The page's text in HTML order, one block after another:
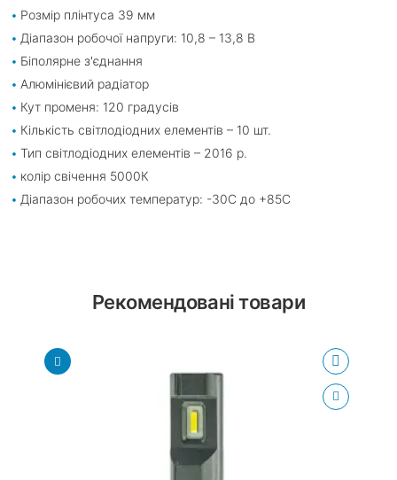
Розмір плінтуса 39 мм
Діапазон робочої напруги: 10,8 – 13,8 В
Біполярне з'єднання
Алюмінієвий радіатор
Кут променя: 120 градусів
Кількість світлодіодних елементів – 10 шт.
Тип світлодіодних елементів – 2016 р.
колір свічення 5000К
Діапазон робочих температур: -30С до +85С
Рекомендовані товари